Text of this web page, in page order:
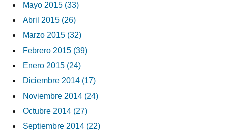
Mayo 2015 (33)
Abril 2015 (26)
Marzo 2015 (32)
Febrero 2015 (39)
Enero 2015 (24)
Diciembre 2014 (17)
Noviembre 2014 (24)
Octubre 2014 (27)
Septiembre 2014 (22)